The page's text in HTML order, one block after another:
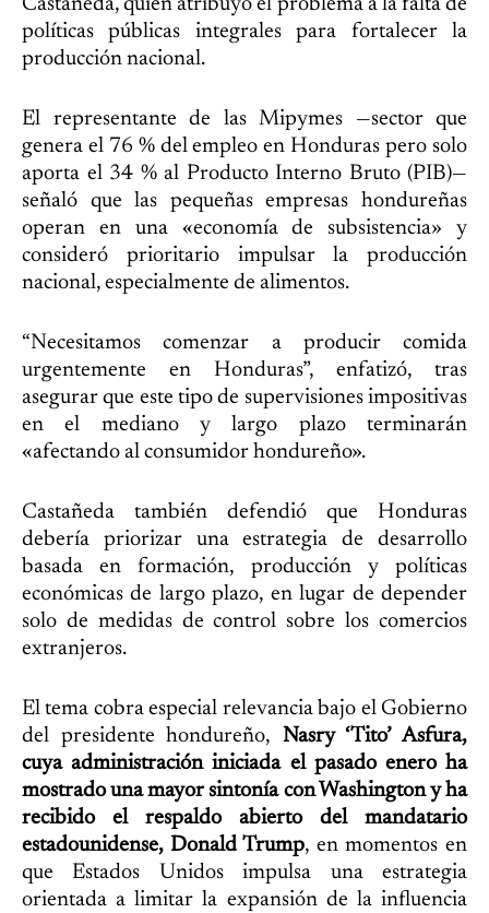
Castañeda, quien atribuyó el problema a la falta de
políticas públicas integrales para fortalecer la
producción nacional.
El representante de las Mipymes —sector que
genera el 76 % del empleo en Honduras pero solo
aporta el 34 % al Producto Interno Bruto (PIB)—
señaló que las pequeñas empresas hondureñas
operan en una «economía de subsistencia» y
consideró prioritario impulsar la producción
nacional, especialmente de alimentos.
“Necesitamos comenzar a producir comida
urgentemente en Honduras”, enfatizó, tras
asegurar que este tipo de supervisiones impositivas
en el mediano y largo plazo terminarán
«afectando al consumidor hondureño».
Castañeda también defendió que Honduras
debería priorizar una estrategia de desarrollo
basada en formación, producción y políticas
económicas de largo plazo, en lugar de depender
solo de medidas de control sobre los comercios
extranjeros.
El tema cobra especial relevancia bajo el Gobierno
del presidente hondureño, Nasry ‘Tito’ Asfura,
cuya administración iniciada el pasado enero ha
mostrado una mayor sintonía con Washington y ha
recibido el respaldo abierto del mandatario
estadounidense, Donald Trump, en momentos en
que Estados Unidos impulsa una estrategia
orientada a limitar la expansión de la influencia